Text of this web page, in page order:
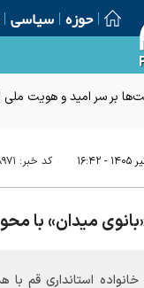
حوزه سیاسی
کد خبر:
«بانوی میدان» با
خانواده استانداری قم